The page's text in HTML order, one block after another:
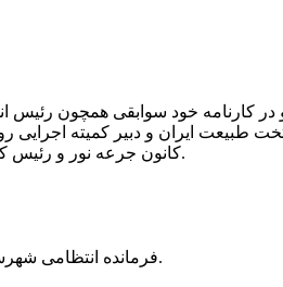
کارنامه خود سوابقی همچون
ایران و دبیر کمیته اجرایی
کانون جرعه نور و رئیس کمیته اجرایی اولین دوره مسابقات ملی و فناوری جام پایتخت طبیعت ایران را دارد.
فرمانده انتظامی شهرستان ممسنی از کشف بیش از 37 کیلوگرم تریاک در یک خودروی ام وی ام خبر داد.